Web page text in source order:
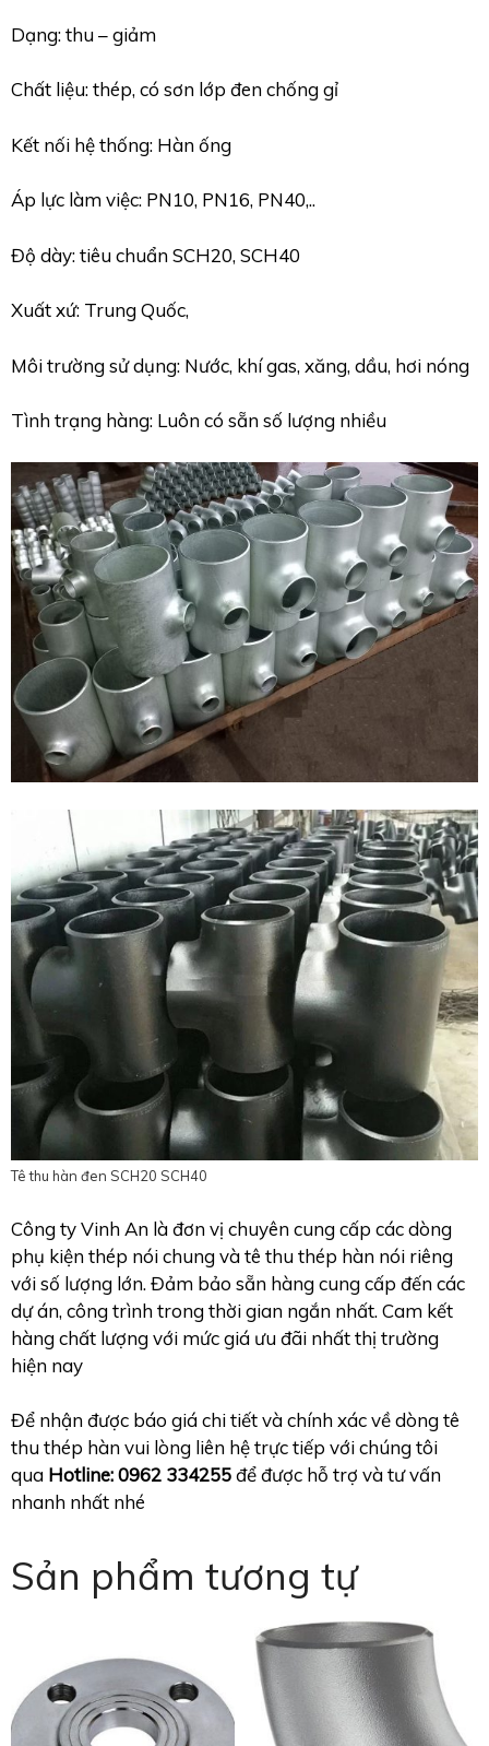
Dạng: thu – giảm
Chất liệu: thép, có sơn lớp đen chống gỉ
Kết nối hệ thống: Hàn ống
Áp lực làm việc: PN10, PN16, PN40,..
Độ dày: tiêu chuẩn SCH20, SCH40
Xuất xứ: Trung Quốc,
Môi trường sử dụng: Nước, khí gas, xăng, dầu, hơi nóng
Tình trạng hàng: Luôn có sẵn số lượng nhiều
Tê thu hàn đen SCH20 SCH40
Công ty Vinh An là đơn vị chuyên cung cấp các dòng
phụ kiện thép nói chung và tê thu thép hàn nói riêng
với số lượng lớn. Đảm bảo sẵn hàng cung cấp đến các
dự án, công trình trong thời gian ngắn nhất. Cam kết
hàng chất lượng với mức giá ưu đãi nhất thị trường
hiện nay
Để nhận được báo giá chi tiết và chính xác về dòng tê
thu thép hàn vui lòng liên hệ trực tiếp với chúng tôi
qua Hotline: 0962 334255để được hỗ trợ và tư vấn
nhanh nhất nhé
Sản phẩm tương tự